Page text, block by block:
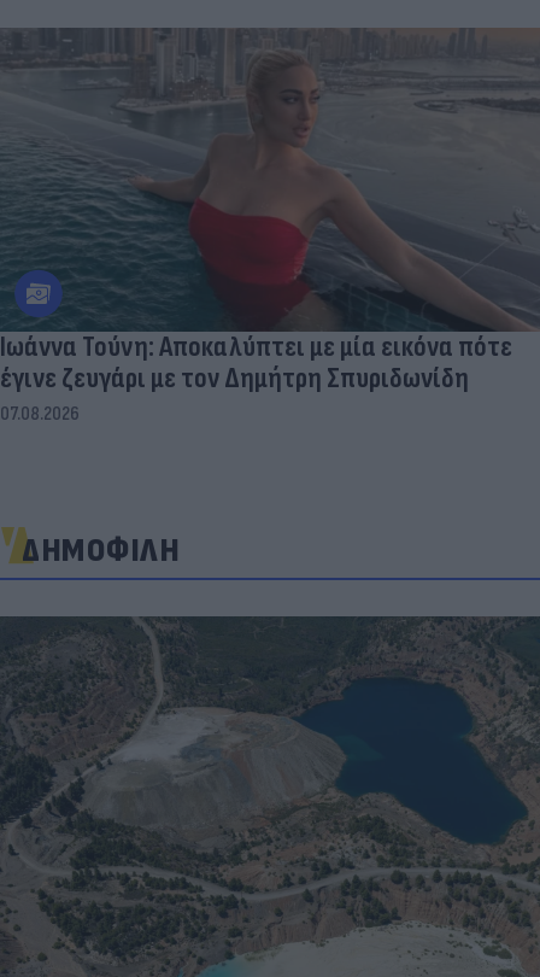
Ιωάννα Τούνη: Αποκαλύπτει με μία εικόνα πότε
έγινε ζευγάρι με τον Δημήτρη Σπυριδωνίδη
07.08.2026
ΔΗΜΟΦΙΛΗ